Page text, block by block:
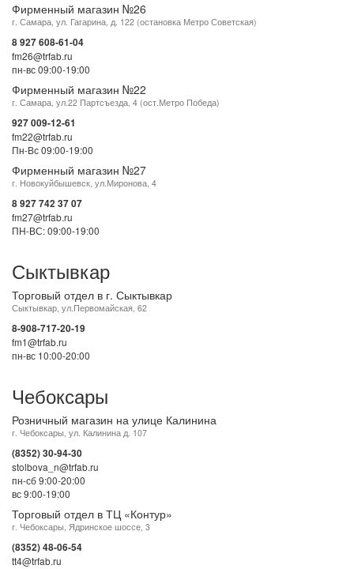
Фирменный магазин №26
г. Самара, ул. Гагарина, д. 122 (остановка Метро Советская)
8 927 608-61-04
fm26@trfab.ru
пн-вс 09:00-19:00
Фирменный магазин №22
г. Самара, ул.22 Партсъезда, 4 (ост.Метро Победа)
927 009-12-61
fm22@trfab.ru
Пн-Вс 09:00-19:00
Фирменный магазин №27
г. Новокуйбышевск, ул.Миронова, 4
8 927 742 37 07
fm27@trfab.ru
ПН-ВС: 09:00-19:00
Сыктывкар
Торговый отдел в г. Сыктывкар
Сыктывкар, ул.Первомайская, 62
8-908-717-20-19
fm1@trfab.ru
пн-вс 10:00-20:00
Чебоксары
Розничный магазин на улице Калинина
г. Чебоксары, ул. Калинина д. 107
(8352) 30-94-30
stolbova_n@trfab.ru
пн-сб 9:00-20:00
вс 9:00-19:00
Торговый отдел в ТЦ «Контур»
г. Чебоксары, Ядринское шоссе, 3
(8352) 48-06-54
tt4@trfab.ru